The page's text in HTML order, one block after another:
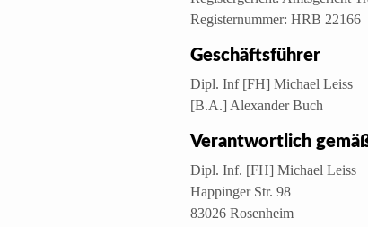
Registernummer: HRB 22166
Geschäftsführer
Dipl. Inf [FH] Michael Leiss
[B.A.] Alexander Buch
Verantwortlich
Dipl. Inf. [FH] Michael Leiss
Happinger Str. 98
83026 Rosenheim